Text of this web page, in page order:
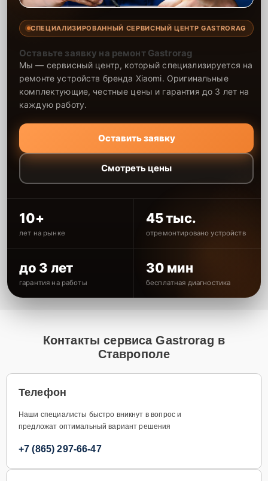
СПЕЦИАЛИЗИРОВАННЫЙ СЕРВИСНЫЙ ЦЕНТР GASTRORAG
Оставьте заявку на ремонт Gastrorag
Мы — сервисный центр, который специализируется на
ремонте устройств бренда Xiaomi. Оригинальные
комплектующие, честные цены и гарантия до 3 лет на
каждую работу.
Оставить заявку
Смотреть цены
10+
лет на рынке
45 тыс.
отремонтировано устройств
до 3 лет
гарантия на работы
30 мин
бесплатная диагностика
Контакты сервиса Gastrorag в
Ставрополе
Телефон
Наши специалисты быстро вникнут в вопрос и
предложат оптимальный вариант решения
+7 (865) 297-66-47